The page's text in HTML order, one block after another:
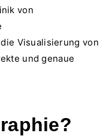
von
Visualisierung von
und genaue